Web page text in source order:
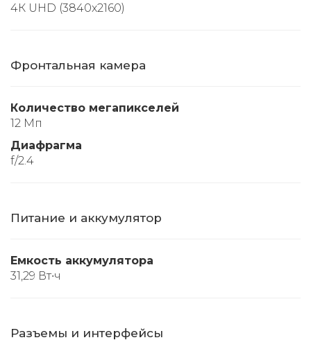
4К UHD (3840x2160)
Фронтальная камера
Количество мегапикселей
12 Мп
Диафрагма
f/2.4
Питание и аккумулятор
Емкость аккумулятора
31,29 Вт∙ч
Разъемы и интерфейсы